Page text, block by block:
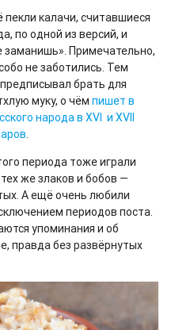
калачи, считавшиеся
по одной из версий, и
Примечательно,
не заботились. Тем
брать для
муку, о чём пишет в
народа в XVI и XVII
периода тоже играли
же злаков и бобов —
А ещё очень любили
периодов поста.
упоминания и об
правда без развёрнутых